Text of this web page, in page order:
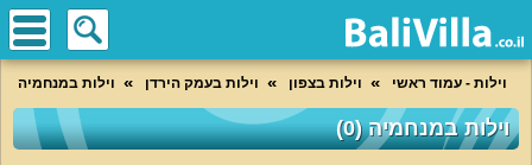
וילות - עמוד ראשי וילות בצפון וילות בעמק הירדן וילות במנחמיה
וילות במנחמיה (0)